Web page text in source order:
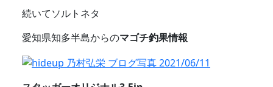
続いてソルトネタ
愛知県知多半島からのマゴチ釣果情報